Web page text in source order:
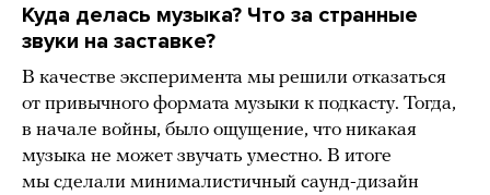
Куда делась музыка? Что за странные
звуки на заставке?
В качестве эксперимента мы решили отказаться
от привычного формата музыки к подкасту. Тогда,
в начале войны, было ощущение, что никакая
музыка не может звучать уместно. В итоге
мы сделали минималистичный саунд-дизайн